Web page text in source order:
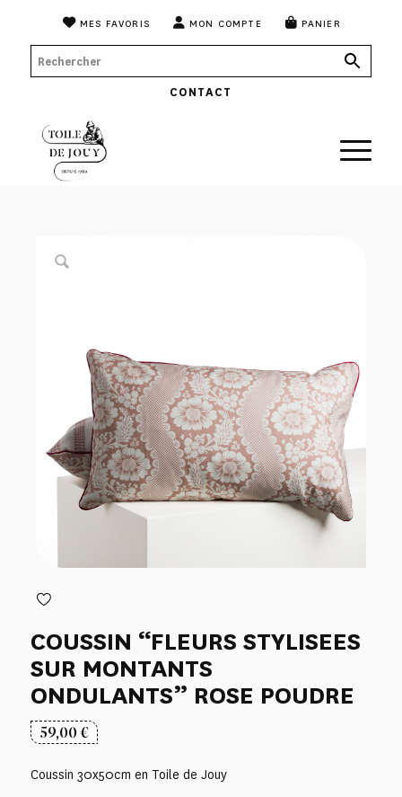
MES FAVORIS MON COMPTE PANIER
CONTACT
COUSSIN “FLEURS STYLISEES
SUR MONTANTS
ONDULANTS” ROSE POUDRE
59,00€
Coussin 30x50cm en Toile de Jouy